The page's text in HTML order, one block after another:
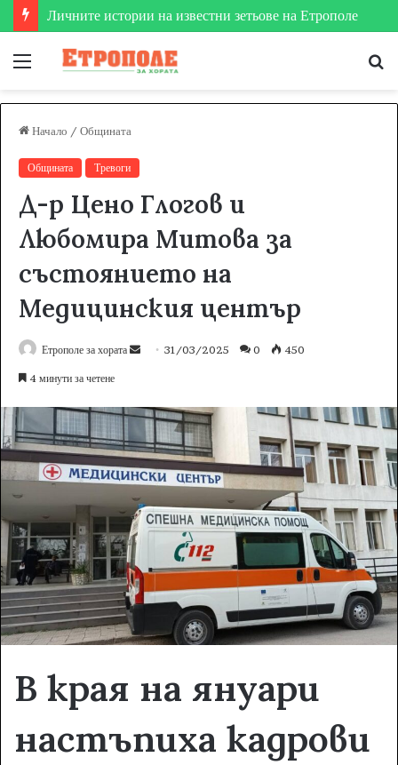
Етрополе затвърди мястото си на футболната карта
Меню
Начало / Общината
Общината Тревоги
Д-р Цено Глогов и
Любомира Митова за
състоянието на
Медицинския център
Етрополе за хората
d
n
e
a
31/03/2025 0 450
4 минути за четене
В края на януари
настъпиха кадрови